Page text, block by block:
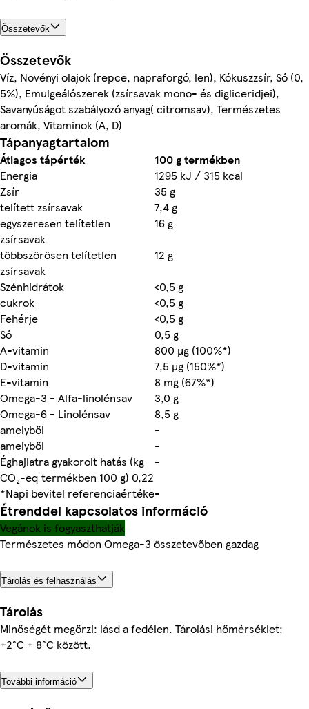
Összetevők
Összetevők
Víz, Növényi olajok (repce, napraforgó, len), Kókuszzsír, Só (0,
5%), Emulgeálószerek (zsírsavak mono- és digliceridjei),
Savanyúságot szabályozó anyag( citromsav), Természetes
aromák, Vitaminok (A, D)
Tápanyagtartalom
Átlagos tápérték
100 g termékben
Energia
1295 kJ / 315 kcal
Zsír
35 g
telített zsírsavak
7,4 g
egyszeresen telítetlen
zsírsavak
16 g
többszörösen telítetlen
zsírsavak
12 g
Szénhidrátok
<0,5 g
cukrok
<0,5 g
Fehérje
<0,5 g
Só
0,5 g
A-vitamin
800 µg (100%*)
D-vitamin
7,5 µg (150%*)
E-vitamin
8 mg (67%*)
Omega-3 - Alfa-linolénsav
3,0 g
Omega-6 - Linolénsav
8,5 g
amelyből
-
amelyből
-
Éghajlatra gyakorolt hatás (kg
CO₂-eq termékben 100 g) 0,22
-
*Napi bevitel referenciaértéke-
Étrenddel kapcsolatos információ
Vegánok is fogyaszthatják
Természetes módon Omega-3 összetevőben gazdag
Tárolás és felhasználás
Tárolás
Minőségét megőrzi: lásd a fedélen. Tárolási hőmérséklet:
+2°C + 8°C között.
További információ